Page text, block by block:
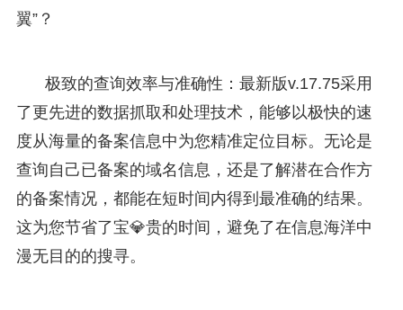
翼”？
极致的查询效率与准确性：最新版v.17.75采用
了更先进的数据抓取和处理技术，能够以极快的速
度从海量的备案信息中为您精准定位目标。无论是
查询自己已备案的域名信息，还是了解潜在合作方
的备案情况，都能在短时间内得到最准确的结果。
这为您节省了宝💎贵的时间，避免了在信息海洋中
漫无目的的搜寻。